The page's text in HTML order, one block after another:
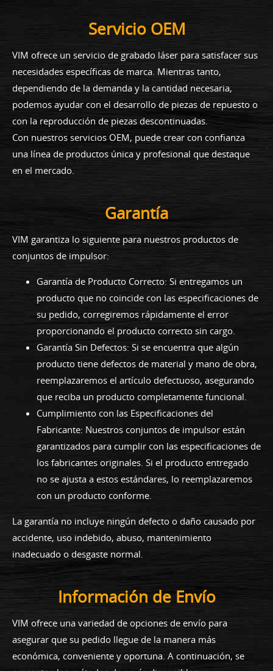
Servicio OEM
VIM ofrece un servicio de grabado láser para satisfacer sus
necesidades específicas de marca. Mientras tanto,
dependiendo de la demanda y la cantidad necesaria,
podemos ayudar con el desarrollo de piezas de repuesto o
con la reproducción de piezas descontinuadas.
Con nuestros servicios OEM, puede crear con confianza
una línea de productos única y profesional que destaque
en el mercado.
Garantía
VIM garantiza lo siguiente para nuestros productos de
conjuntos de impulsor:
Garantía de Producto Correcto: Si entregamos un
producto que no coincide con las especificaciones de
su pedido, corregiremos rápidamente el error
proporcionando el producto correcto sin cargo.
Garantía Sin Defectos: Si se encuentra que algún
producto tiene defectos de material y mano de obra,
reemplazaremos el artículo defectuoso, asegurando
que reciba un producto completamente funcional.
Cumplimiento con las Especificaciones del
Fabricante: Nuestros conjuntos de impulsor están
garantizados para cumplir con las especificaciones de
los fabricantes originales. Si el producto entregado
no se ajusta a estos estándares, lo reemplazaremos
con un producto conforme.
La garantía no incluye ningún defecto o daño causado por
accidente, uso indebido, abuso, mantenimiento
inadecuado o desgaste normal.
Información de Envío
VIM ofrece una variedad de opciones de envío para
asegurar que su pedido llegue de la manera más
económica, conveniente y oportuna. A continuación, se